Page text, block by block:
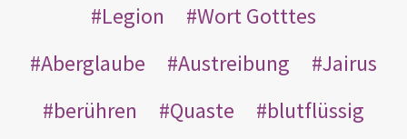
Legion
Wort Gotttes
Aberglaube
Austreibung
Jairus
berühren
Quaste
blutflüssig